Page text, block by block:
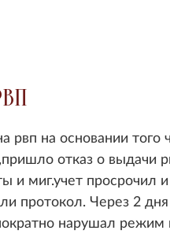
рвп на основании того
отказ о выдачи
и миг.учет просрочил
протокол. Через 2 дня
нарушал режим